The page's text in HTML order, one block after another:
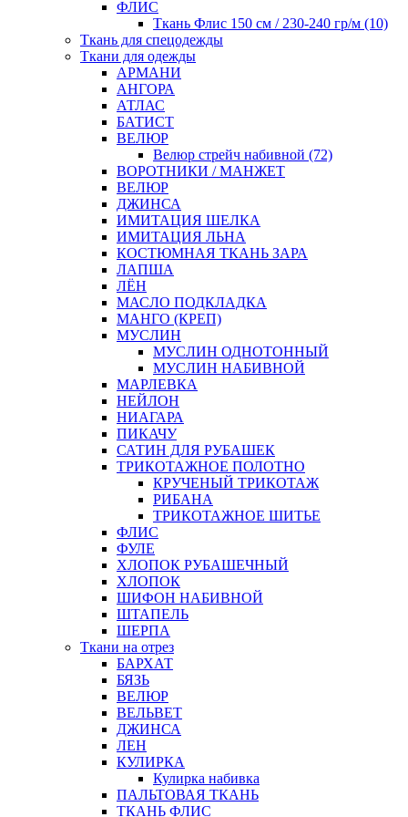
ФЛИС
Ткань Флис 150 см / 230-240 гр/м (10)
Ткань для спецодежды
Ткани для одежды
АРМАНИ
АНГОРА
АТЛАС
БАТИСТ
ВЕЛЮР
Велюр стрейч набивной (72)
ВОРОТНИКИ / МАНЖЕТ
ВЕЛЮР
ДЖИНСА
ИМИТАЦИЯ ШЕЛКА
ИМИТАЦИЯ ЛЬНА
КОСТЮМНАЯ ТКАНЬ ЗАРА
ЛАПША
ЛЁН
МАСЛО ПОДКЛАДКА
МАНГО (КРЕП)
МУСЛИН
МУСЛИН ОДНОТОННЫЙ
МУСЛИН НАБИВНОЙ
МАРЛЕВКА
НЕЙЛОН
НИАГАРА
ПИКАЧУ
САТИН ДЛЯ РУБАШЕК
ТРИКОТАЖНОЕ ПОЛОТНО
КРУЧЕНЫЙ ТРИКОТАЖ
РИБАНА
ТРИКОТАЖНОЕ ШИТЬЕ
ФЛИС
ФУЛЕ
ХЛОПОК РУБАШЕЧНЫЙ
ХЛОПОК
ШИФОН НАБИВНОЙ
ШТАПЕЛЬ
ШЕРПА
Ткани на отрез
БАРХАТ
БЯЗЬ
ВЕЛЮР
ВЕЛЬВЕТ
ДЖИНСА
ЛЕН
КУЛИРКА
Кулирка набивка
ПАЛЬТОВАЯ ТКАНЬ
ТКАНЬ ФЛИС